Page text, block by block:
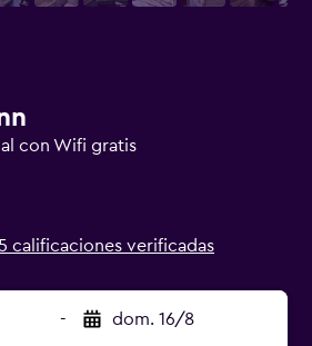
con Wifi gratis
calificaciones verificadas
- dom. 16/8